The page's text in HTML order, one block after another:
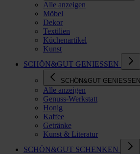
Alle anzeigen
Möbel
Dekor
Textilien
Küchenartikel
Kunst
SCHÖN&GUT GENIESSEN
SCHÖN&GUT GENIESSEN
Alle anzeigen
Genuss-Werkstatt
Honig
Kaffee
Getränke
Kunst & Literatur
SCHÖN&GUT SCHENKEN